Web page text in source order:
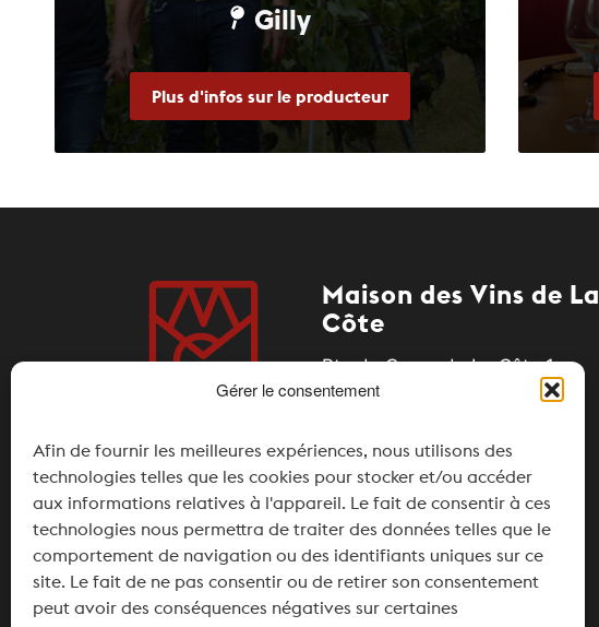
Gérer le consentement
Afin de fournir les meilleures expériences, nous utilisons des
technologies telles que les cookies pour stocker et/ou accéder
aux informations relatives à l'appareil. Le fait de consentir à ces
technologies nous permettra de traiter des données telles que le
comportement de navigation ou des identifiants uniques sur ce
site. Le fait de ne pas consentir ou de retirer son consentement
peut avoir des conséquences négatives sur certaines
Gilly
Plus d'infos sur le producteur
Maison des Vins de La
Côte
Rte du Coeur de La Côte 1
+41 21 826 11 34
info@maisondesvins.ch
Partenaires